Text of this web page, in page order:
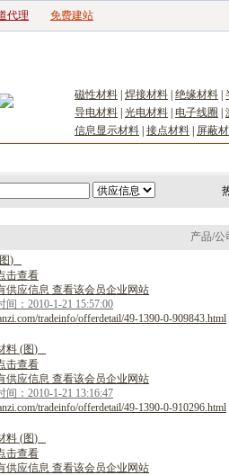
代理 免费建站
磁性材料 焊接材料 绝缘材料
导电材料 光电材料 电子线圈
信息显示材料 接点材料 屏蔽
产品/公
图)
击查看
供应信息 查看该会员企业网站
间：2010-1-21 15:57:00
tradeinfo/offerdetail/49-1390-0-909843.html
料 (图)
击查看
供应信息 查看该会员企业网站
间：2010-1-21 13:16:47
tradeinfo/offerdetail/49-1390-0-910296.html
料 (图)
击查看
供应信息 查看该会员企业网站